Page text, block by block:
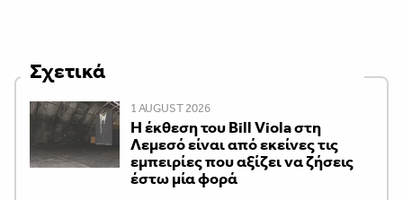
Σχετικά
1 AUGUST 2026
Η έκθεση του Bill Viola στη
Λεμεσό είναι από εκείνες τις
εμπειρίες που αξίζει να ζήσεις
έστω μία φορά